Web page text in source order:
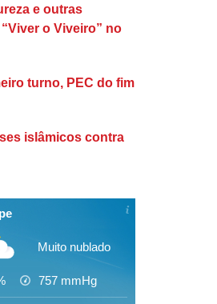
e outras
o Viveiro” no
turno, PEC do fim
islâmicos contra
Muito nublado
757 mmHg